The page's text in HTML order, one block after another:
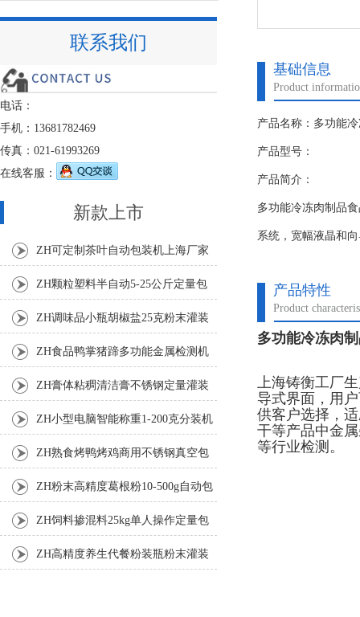
基础信息
Product
产品名称：多功能
产品型号：
产品简介：
多功能冷冻肉制品
系统，宽幅液晶和
产品特性
Product
多功能冷冻肉
上海铸衡工厂
导式界面，用
供客户选择，
干等产品中金
等行业检测。
联系我们
电话：
手机：13681782469
传真：021-61993269
在线客服：
新款上市
ZH可定制茶叶自动包装机上海厂家
ZH颗粒塑料半自动5-25公斤定量包
装机 ZH调味品小瓶胡椒盐25克粉末灌装
ZH食品鸭掌猪蹄多功能金属检测机
ZH膏体粘稠清洁膏不锈钢定量灌装
机厂家 ZH小型电脑智能称重1-200克分装机
ZH熟食烤鸭烤鸡商用不锈钢真空包
装机 ZH粉末高精度葛根粉10-500g自动包
装机 ZH饲料掺混料25kg单人操作定量包
装机 ZH高精度养生代餐粉装瓶粉末灌装